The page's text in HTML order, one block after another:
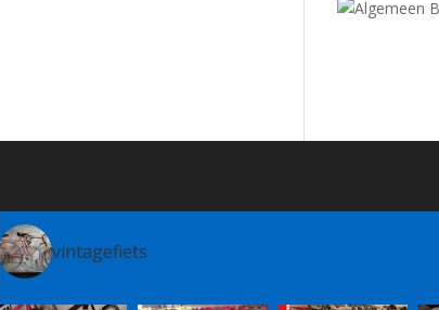
vintagefiets